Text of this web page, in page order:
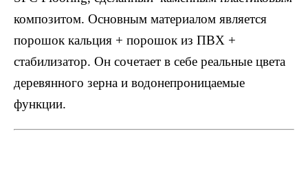
2510 Самостоятельный виниловый пол 2509 тисненой виниловый пол
композитом. Основным материалом является
порошок кальция + порошок из ПВХ +
стабилизатор. Он сочетает в себе реальные цвета
деревянного зерна и водонепроницаемые
функции.